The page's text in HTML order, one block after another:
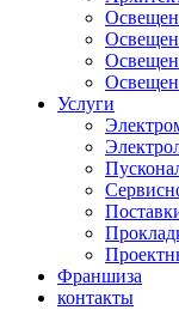
Услуги
Франшиза
контакты